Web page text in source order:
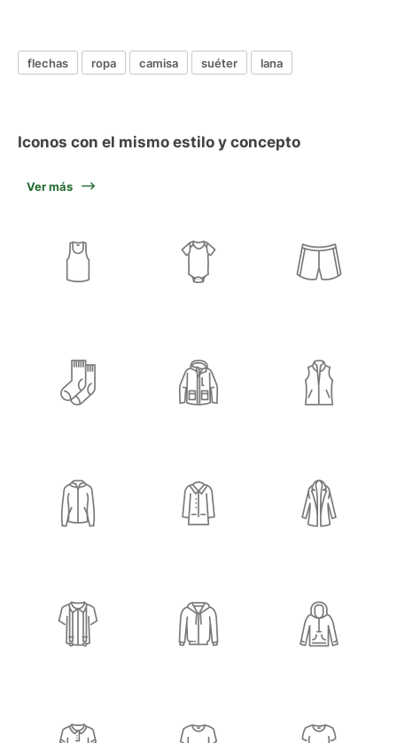
flechas ropa camisa suéter lana
Iconos con el mismo estilo y concepto
Ver más